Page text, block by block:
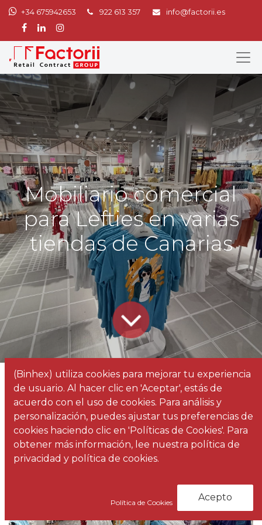
+34 675942653 922 613 357 info@factorii.es
Mobiliario comercial
para Lefties en varias
tiendas de Canarias
Todos
los
blogs
Noticias
Mobiliario comercial para Lefties en varias tiendas de Canarias
(Binhex) utiliza cookies para mejorar tu experiencia
de usuario. Al hacer clic en 'Aceptar', estás de
acuerdo con el uso de cookies. Para análisis y
personalización, puedes ajustar tus preferencias de
cookies haciendo clic en 'Políticas de Cookies'. Para
obtener más información, lee nuestra política de
privacidad y política de cookies.
Política de Cookies Acepto